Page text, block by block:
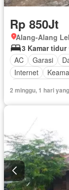
Rp 850Jt
Alang-Alang
3 Kamar tidur
AC
Garasi
Internet
2 minggu, 1 hari